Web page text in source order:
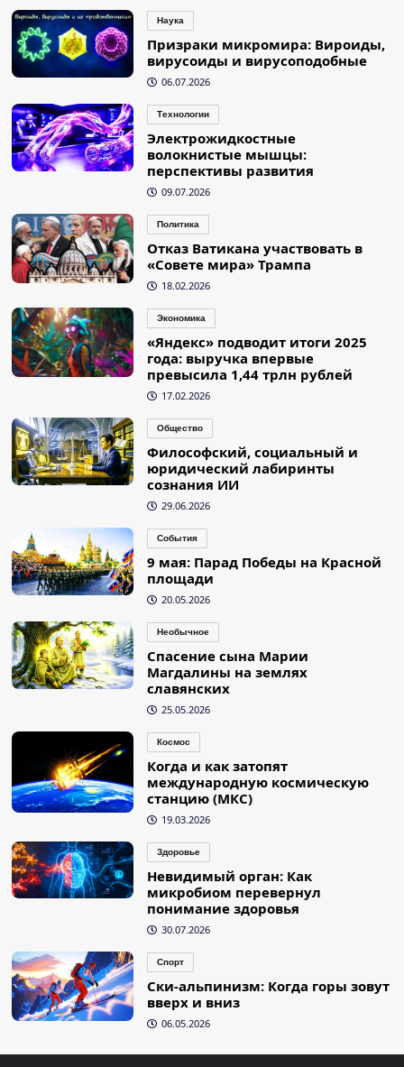
Наука
Призраки микромира: Вироиды,
вирусоиды и вирусоподобные
06.07.2026
Технологии
Электрожидкостные
волокнистые мышцы:
перспективы развития
09.07.2026
Политика
Отказ Ватикана участвовать в
«Совете мира» Трампа
18.02.2026
Экономика
«Яндекс» подводит итоги 2025
года: выручка впервые
превысила 1,44 трлн рублей
17.02.2026
Общество
Философский, социальный и
юридический лабиринты
сознания ИИ
29.06.2026
События
9 мая: Парад Победы на Красной
площади
20.05.2026
Необычное
Спасение сына Марии
Магдалины на землях
славянских
25.05.2026
Космос
Когда и как затопят
международную космическую
станцию (МКС)
19.03.2026
Здоровье
Невидимый орган: Как
микробиом перевернул
понимание здоровья
30.07.2026
Спорт
Ски-альпинизм: Когда горы зовут
вверх и вниз
06.05.2026